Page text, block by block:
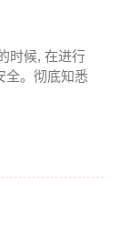
时候, 在进行
全。彻底知悉